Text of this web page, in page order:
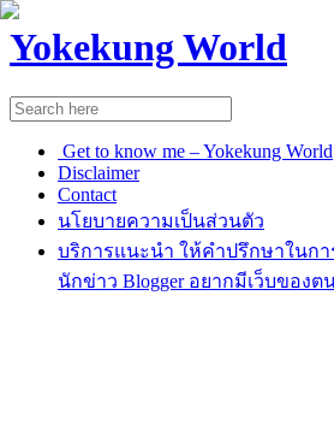
Yokekung World
Get to know me – Yokekung World
Disclaimer
Contact
นโยบายความเป็นส่วนตัว
บริการแนะนำ ให้คำปรึกษาในกา
นักข่าว Blogger อยากมีเว็บของต